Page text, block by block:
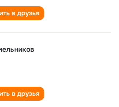
в друзья
в друзья